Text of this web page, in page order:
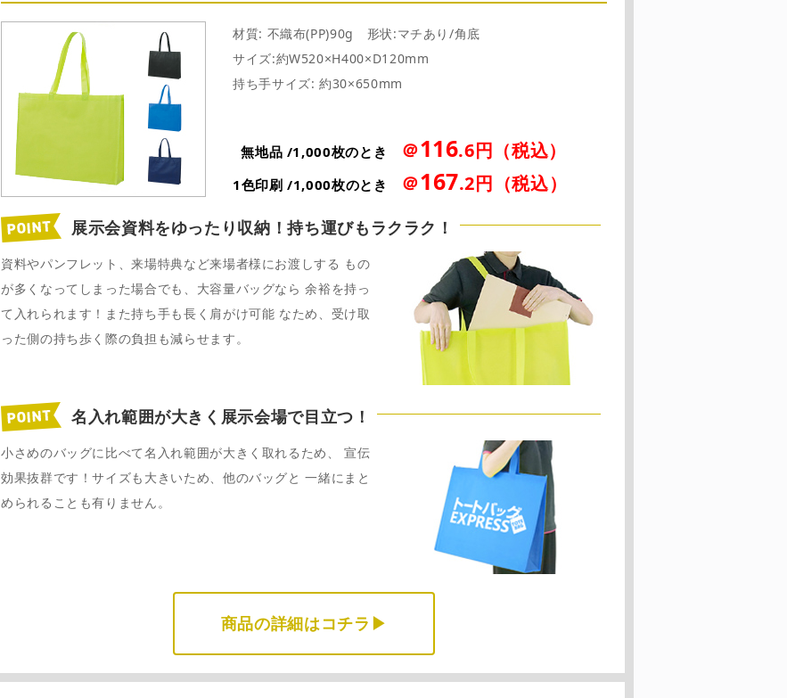
材質: 不織布(PP)90g 形状:マチあり/角底
サイズ:約W520×H400×D120mm
持ち手サイズ: 約30×650mm
無地品 /1,000枚のとき ＠116.6円（税込）
1色印刷 /1,000枚のとき ＠167.2円（税込）
展示会資料をゆったり収納！持ち運びもラクラク！
資料やパンフレット、来場特典など来場者様にお渡しする もの
が多くなってしまった場合でも、大容量バッグなら 余裕を持っ
て入れられます！また持ち手も長く肩がけ可能 なため、受け取
った側の持ち歩く際の負担も減らせます。
名入れ範囲が大きく展示会場で目立つ！
小さめのバッグに比べて名入れ範囲が大きく取れるため、 宣伝
効果抜群です！サイズも大きいため、他のバッグと 一緒にまと
められることも有りません。
商品の詳細はコチラ▶